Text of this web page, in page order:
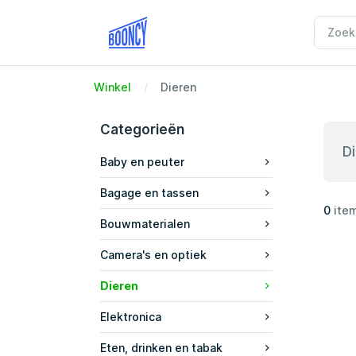
Winkel Dieren
Categorieën
Baby en peuter
Bagage en tassen
Bouwmaterialen
Camera's en optiek
Dieren
Elektronica
Eten, drinken en tabak
0